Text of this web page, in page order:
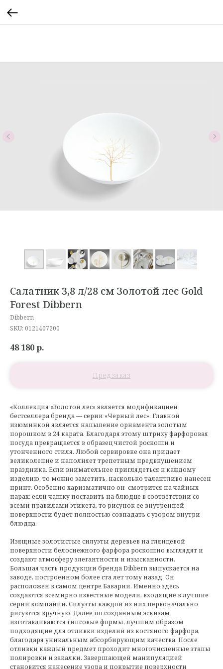
Салатник 3,8 л/28 см Золотой лес Gold
Forest Dibbern
Dibbern
SKU: 0121407200
48 180р.
«Коллекция «Золотой лес» является модификацией
бестселлера бренда — серии «Черный лес». Главной
изюминкой является напыление орнамента золотым
порошком в 24 карата. Благодаря этому штриху фарфоровая
посуда превращается в образец чистой роскоши и
утонченного стиля. Любой сервировке она придает
великолепие и наполняет трепетным предвкушением
праздника. Если внимательнее приглядеться к каждому
изделию, то можно заметить, насколько талантливо нанесен
принт. Особенно харизматично он смотрится на чайных
парах: если чашку поставить на блюдце в соответствии со
всеми правилами этикета, то рисунок ее внутренней
поверхности будет полностью совпадать с узором внутри
блюдца.
Изящные золотистые силуэты деревьев на глянцевой
поверхности белоснежного фарфора роскошно выглядят и
создают атмосферу элегантности и изысканности.
Большая часть продукции бренда Dibbern выпускается на
заводе, построенном более ста лет тому назад. Он
расположен в самом центре Баварии. Именно здесь
создаются всемирно известные модели, входящие в лучшие
серии компании. Силуэты каждой из них первоначально
рисуются вручную. Далее по созданным эскизам
изготавливаются гипсовые формы, лучшим образом
подходящие для отливки изделий из костяного фарфора,
благодаря уникальным абсорбирующим качества. После
отливки каждый предмет проходит многочисленные этапы
полировки и закалки. Завершающей манипуляцией
становится нанесение узора и покрытие поверхности